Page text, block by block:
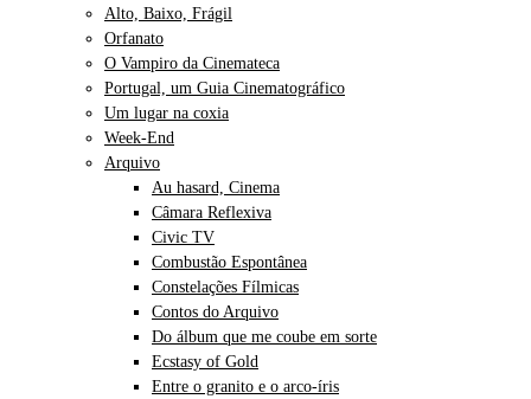
Alto, Baixo, Frágil
Orfanato
O Vampiro da Cinemateca
Portugal, um Guia Cinematográfico
Um lugar na coxia
Week-End
Arquivo
Au hasard, Cinema
Câmara Reflexiva
Civic TV
Combustão Espontânea
Constelações Fílmicas
Contos do Arquivo
Do álbum que me coube em sorte
Ecstasy of Gold
Entre o granito e o arco-íris